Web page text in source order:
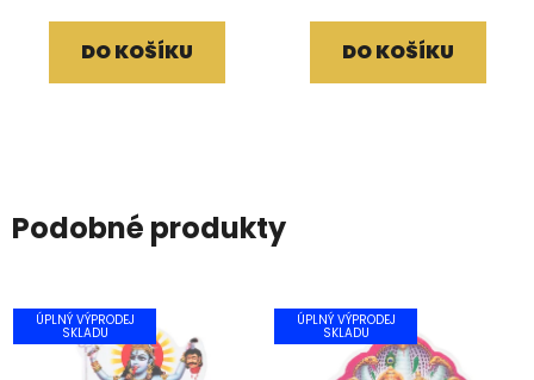
DO KOŠÍKU DO KOŠÍKU
Podobné produkty
ÚPLNÝ VÝPRODEJ
SKLADU
ÚPLNÝ VÝPRODEJ
SKLADU